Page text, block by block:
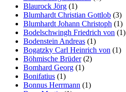
Blaurock Jörg (1)
Blumhardt Christian Gottlob (3)
Blumhardt Johann Christoph (1)
Bodelschwingh Friedrich von (1)
Bodenstein Andreas (1)
Bogatzky Carl Heinrich von (1)
Böhmische Brüder(2)
Bomhard Georg (1)
Bonifatius (1)
Bonnus Herrmann (1)